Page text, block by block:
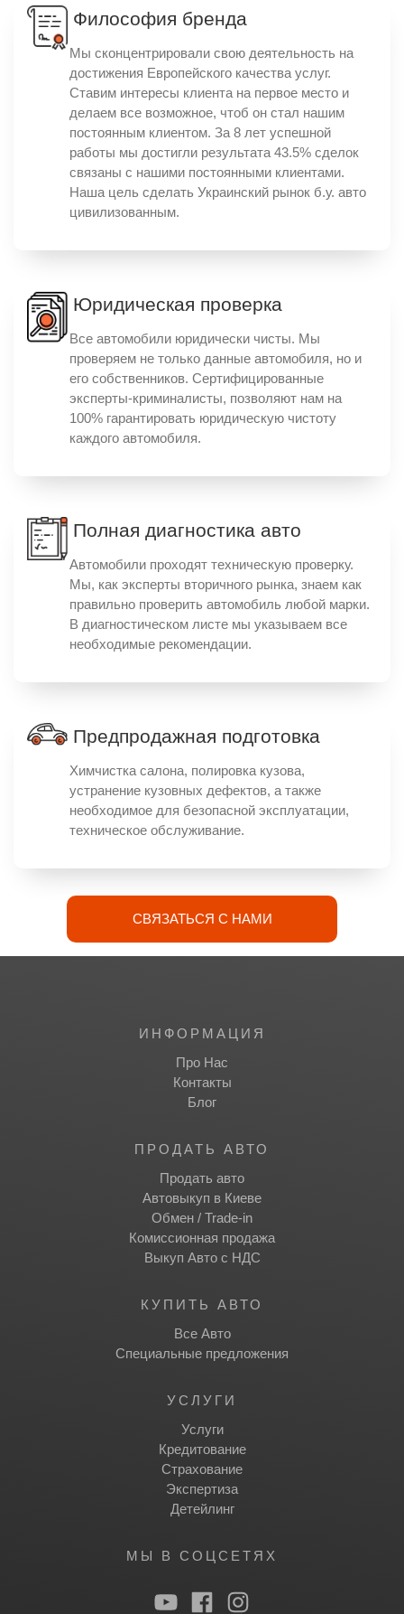
Философия бренда
Мы сконцентрировали свою деятельность на
достижения Европейского качества услуг.
Ставим интересы клиента на первое место и
делаем все возможное, чтоб он стал нашим
постоянным клиентом. За 8 лет успешной
работы мы достигли результата 43.5% сделок
связаны с нашими постоянными клиентами.
Наша цель сделать Украинский рынок б.у. авто
цивилизованным.
Юридическая проверка
Все автомобили юридически чисты. Мы
проверяем не только данные автомобиля, но и
его собственников. Сертифицированные
эксперты-криминалисты, позволяют нам на
100% гарантировать юридическую чистоту
каждого автомобиля.
Полная диагностика авто
Автомобили проходят техническую проверку.
Мы, как эксперты вторичного рынка, знаем как
правильно проверить автомобиль любой марки.
В диагностическом листе мы указываем все
необходимые рекомендации.
Предпродажная подготовка
Химчистка салона, полировка кузова,
устранение кузовных дефектов, а также
необходимое для безопасной эксплуатации,
техническое обслуживание.
СВЯЗАТЬСЯ С НАМИ
ИНФОРМАЦИЯ
Про Нас
Контакты
Блог
ПРОДАТЬ АВТО
Продать авто
Автовыкуп в Киеве
Обмен / Trade-in
Комиссионная продажа
Выкуп Авто с НДС
КУПИТЬ АВТО
Все Авто
Специальные предложения
УСЛУГИ
Услуги
Кредитование
Страхование
Экспертиза
Детейлинг
МЫ В СОЦСЕТЯХ